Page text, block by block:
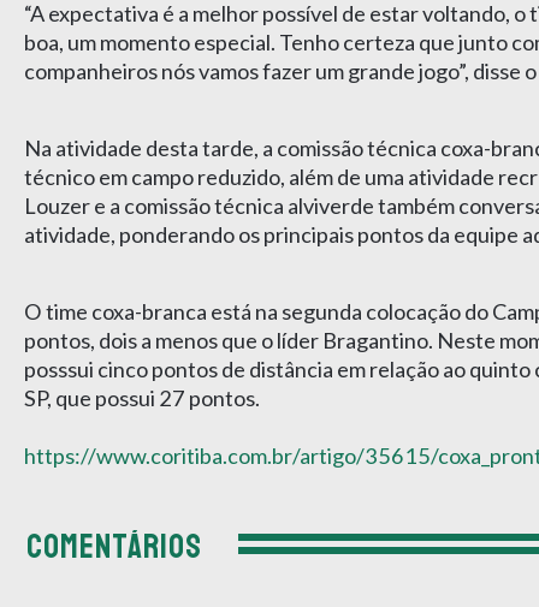
“A expectativa é a melhor possível de estar voltando, o
boa, um momento especial. Tenho certeza que junto
companheiros nós vamos fazer um grande jogo”, disse
Na atividade desta tarde, a comissão técnica coxa-
técnico em campo reduzido, além de uma atividade
Louzer e a comissão técnica alviverde também
atividade, ponderando os principais pontos da equipe
O time coxa-branca está na segunda colocação do
pontos, dois a menos que o líder Bragantino. Neste
posssui cinco pontos de distância em relação ao
SP, que possui 27 pontos.
https://www.coritiba.com.br/artigo/35615/
COMENTÁRIOS